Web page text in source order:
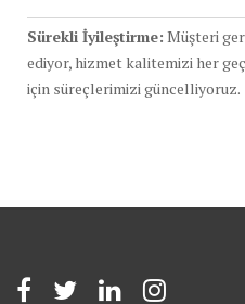
Sürekli İyileştirme: Müşteri
ediyor, hizmet kalitemizi her
için süreçlerimizi güncelliyoruz.